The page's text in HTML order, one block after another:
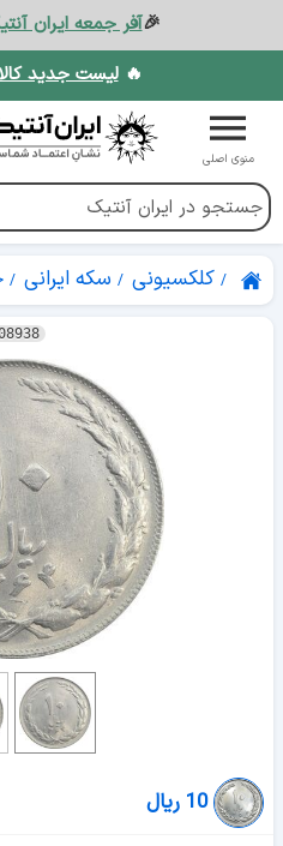
🎉آفر جمعه ایران
🔥لیست جدید کالاها: ۱۲
منوی اصلی
کلکسیونی سکه ایرانی
10 ریال